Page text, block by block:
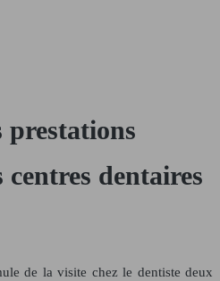
prestations
dentaires
de la visite chez le dentiste deux